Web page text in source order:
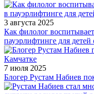
3 августа 2025
Как филолог
пауэрлифтинге для
7 июля 2025
Блогер Рустам Набиев